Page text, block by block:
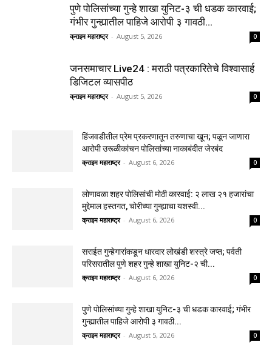
पुणे पोलिसांच्या गुन्हे शाखा युनिट-३ ची धडक कारवाई;
गंभीर गुन्ह्यातील पाहिजे आरोपी ३ गावठी...
क्राइम महाराष्ट्र - August 5, 2026 0
जनसमाचार Live24 : मराठी पत्रकारितेचे विश्वासार्ह
डिजिटल व्यासपीठ
क्राइम महाराष्ट्र - August 5, 2026 0
हिंजवडीतील प्रेम प्रकरणातून तरुणाचा खून; पळून जाणारा
आरोपी उरूळीकांचन पोलिसांच्या नाकाबंदीत जेरबंद
क्राइम महाराष्ट्र - August 6, 2026 0
लोणावळा शहर पोलिसांची मोठी कारवाई: २ लाख २१ हजारांचा
मुद्देमाल हस्तगत, चोरीच्या गुन्ह्याचा यशस्वी...
क्राइम महाराष्ट्र - August 6, 2026 0
सराईत गुन्हेगारांकडून धारदार लोखंडी शस्त्रे जप्त; पर्वती
परिसरातील पुणे शहर गुन्हे शाखा युनिट-२ ची...
क्राइम महाराष्ट्र - August 6, 2026 0
पुणे पोलिसांच्या गुन्हे शाखा युनिट-३ ची धडक कारवाई; गंभीर
गुन्ह्यातील पाहिजे आरोपी ३ गावठी...
क्राइम महाराष्ट्र - August 5, 2026 0